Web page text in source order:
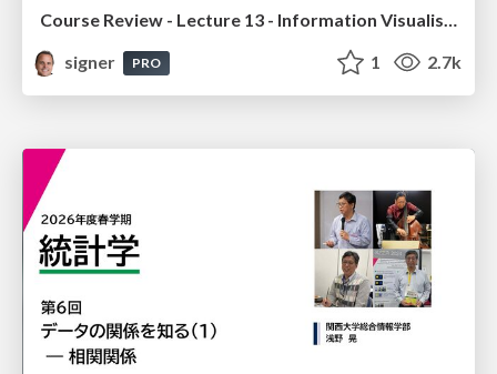
Course Review - Lecture 13 - Information Visualisation (4019538FNR)
signer
PRO 1 2.7k